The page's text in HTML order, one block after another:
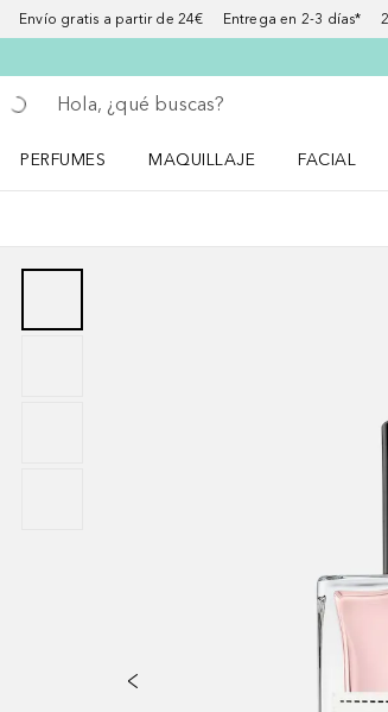
Envío gratis a partir de 24€ Entrega en 2-3 días* 2
Regresar
Ejecutar búsqueda
PERFUMES
MAQUILLAJE
FACIAL